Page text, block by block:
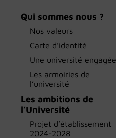
Qui sommes nous ?
Nos valeurs
Carte d’identité
Une université engagée
Les armoiries de
l’université
Les ambitions de
l’Université
Projet d’établissement
2024-2028